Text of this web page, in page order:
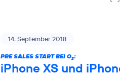
14. September 2018
PRE SALES START BEI O2:
iPhone XS und